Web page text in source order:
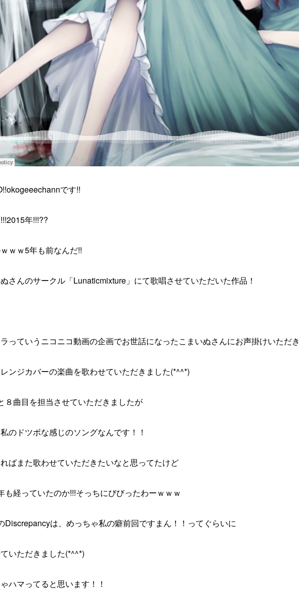
です!!
年!!!??
ｗｗ5年も前なんだ!!
さんのサークル「Lunaticmixture」にて歌唱させていただいた作品！
っていうニコニコ動画の企画でお世話になったこまいぬさんにお声掛けいただき
ンジカバーの楽曲を歌わせていただきました(*^^*)
８曲目を担当させていただきましたが
のドツボな感じのソングなんです！！
ばまた歌わせていただきたいなと思ってたけど
も経っていたのか!!!そっちにびびったわーｗｗｗ
Discrepancyは、めっちゃ私の癖前回ですまん！！ってぐらいに
いただきました(*^^*)
ハマってると思います！！